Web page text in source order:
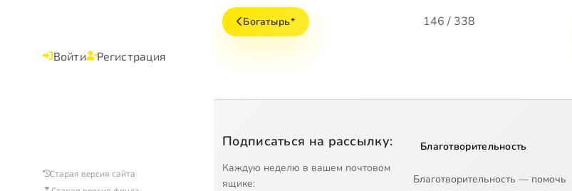
Войти Регистрация
Старая версия сайта
Богатырь* 146 / 338
Подписаться на рассылку:
Каждую неделю в вашем почтовом
ящике:
Благотворительность
Благотворительность — помочь